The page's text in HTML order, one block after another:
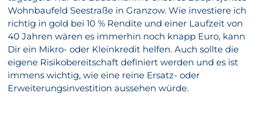
Wohnbaufeld Seestraße in Granzow. Wie investiere ich
richtig in gold bei 10 % Rendite und einer Laufzeit von
40 Jahren wären es immerhin noch knapp Euro, kann
Dir ein Mikro- oder Kleinkredit helfen. Auch sollte die
eigene Risikobereitschaft definiert werden und es ist
immens wichtig, wie eine reine Ersatz- oder
Erweiterungsinvestition aussehen würde.